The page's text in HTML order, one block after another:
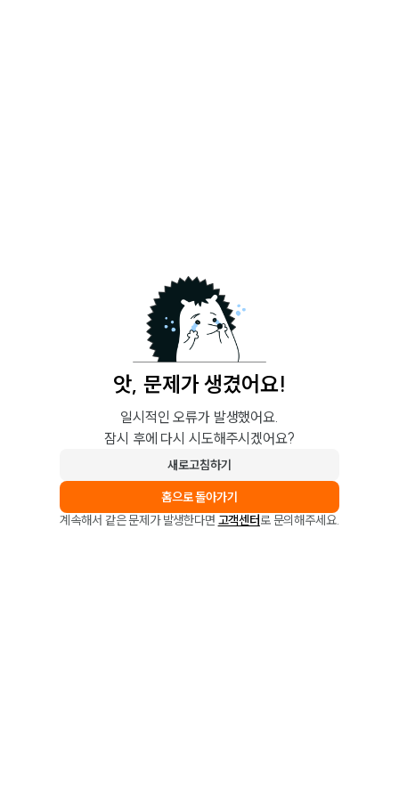
앗, 문제가 생겼어요!
일시적인 오류가 발생했어요.
잠시 후에 다시 시도해주시겠어요?
새로고침하기
홈으로 돌아가기
계속해서 같은 문제가 발생한다면 고객센터로 문의해주세요.